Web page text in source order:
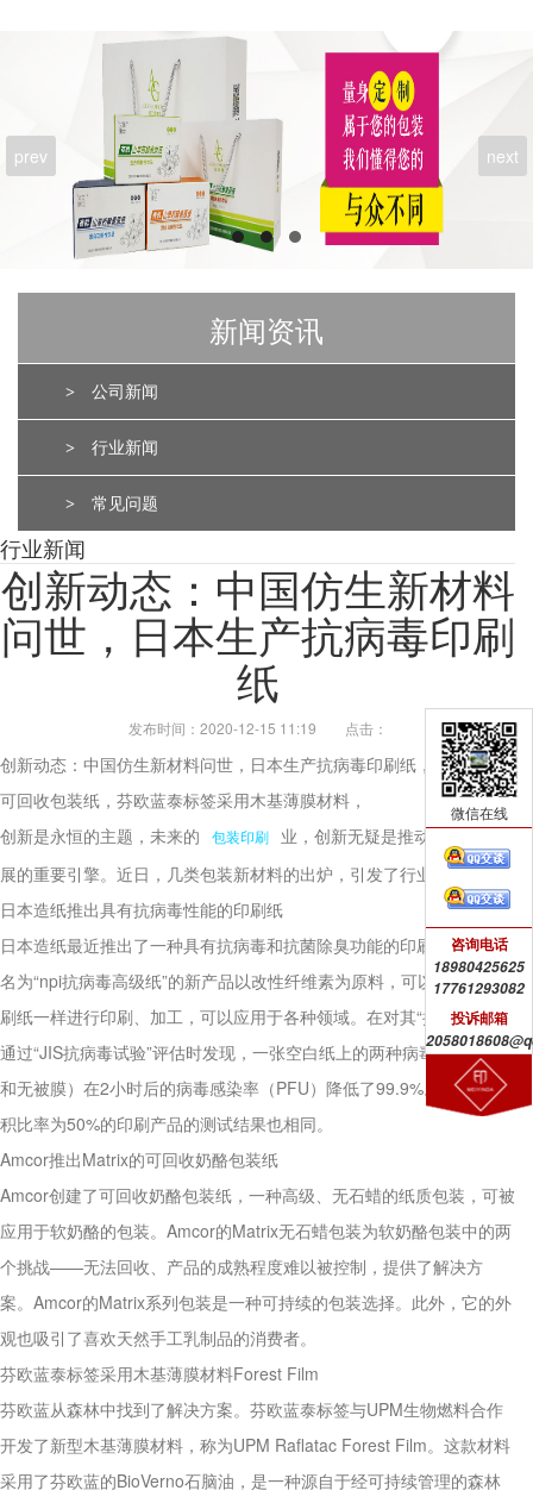
prev next
新闻资讯
> 公司新闻
> 行业新闻
> 常见问题
行业新闻
创新动态：中国仿生新材料
问世，日本生产抗病毒印刷
纸
发布时间：2020-12-15 11:19 点击：
创新动态：中国仿生新材料问世，日本生产抗病毒印刷纸，​Amcor推出
可回收包装纸，芬欧蓝泰标签采用木基薄膜材料，
创新是永恒的主题，未来的
包装印刷
业，创新无疑是推动企业持续发
展的重要引擎。近日，几类包装新材料的出炉，引发了行业的关注。
日本造纸推出具有抗病毒性能的印刷纸
日本造纸最近推出了一种具有抗病毒和抗菌除臭功能的印刷纸。这种
名为“npi抗病毒高级纸”的新产品以改性纤维素为原料，可以像普通印
刷纸一样进行印刷、加工，可以应用于各种领域。在对其“抗病毒性能”
通过“JIS抗病毒试验”评估时发现，一张空白纸上的两种病毒（有被膜
和无被膜）在2小时后的病毒感染率（PFU）降低了99.9%。对印刷面
积比率为50%的印刷产品的测试结果也相同。
Amcor推出Matrix的可回收奶酪包装纸
Amcor创建了可回收奶酪包装纸，一种高级、无石蜡的纸质包装，可被
应用于软奶酪的包装。Amcor的Matrix无石蜡包装为软奶酪包装中的两
个挑战——无法回收、产品的成熟程度难以被控制，提供了解决方
案。Amcor的Matrix系列包装是一种可持续的包装选择。此外，它的外
观也吸引了喜欢天然手工乳制品的消费者。
芬欧蓝泰标签采用木基薄膜材料Forest Film
芬欧蓝从森林中找到了解决方案。芬欧蓝泰标签与UPM生物燃料合作
开发了新型木基薄膜材料，称为UPM Raflatac Forest Film。这款材料
采用了芬欧蓝的BioVerno石脑油，是一种源自于经可持续管理的森林
Q 成都包装厂：纸质包装盒定制材质厚度选
微信在线
咨询电话
18980425625
17761293082
投诉邮箱